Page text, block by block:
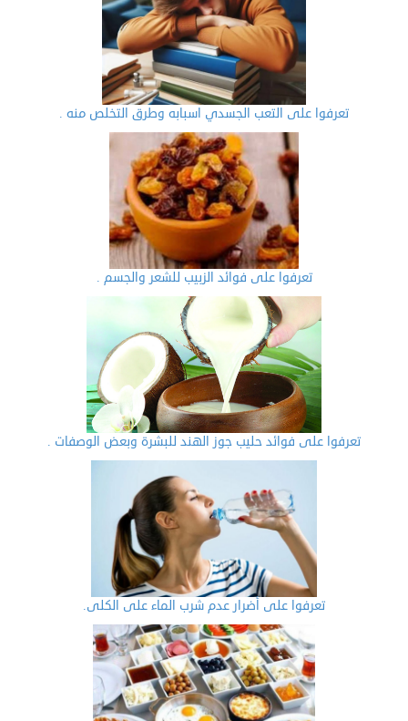
تعرفوا على التعب الجسدي اسبابه وطرق التخلص منه .
تعرفوا على فوائد الزبيب للشعر والجسم .
تعرفوا على فوائد حليب جوز الهند للبشرة وبعض الوصفات .
تعرفوا على أضرار عدم شرب الماء على الكلى.